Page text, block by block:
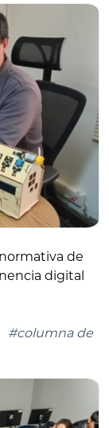
de
digital
#columna de